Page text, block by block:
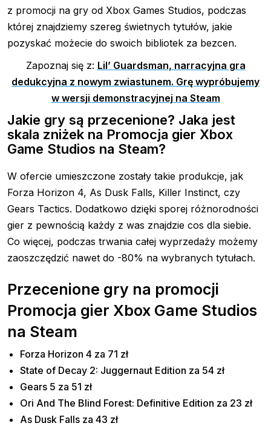
z promocji na gry od Xbox Games Studios, podczas
której znajdziemy szereg świetnych tytułów, jakie
pozyskać możecie do swoich bibliotek za bezcen.
Zapoznaj się z: Lil’ Guardsman, narracyjna gra
dedukcyjna z nowym zwiastunem. Grę wypróbujemy
w wersji demonstracyjnej na Steam
Jakie gry są przecenione? Jaka jest
skala zniżek na Promocja gier Xbox
Game Studios na Steam?
W ofercie umieszczone zostały takie produkcje, jak
Forza Horizon 4, As Dusk Falls, Killer Instinct, czy
Gears Tactics. Dodatkowo dzięki sporej różnorodności
gier z pewnością każdy z was znajdzie cos dla siebie.
Co więcej, podczas trwania całej wyprzedaży możemy
zaoszczędzić nawet do -80% na wybranych tytułach.
Przecenione gry na promocji
Promocja gier Xbox Game Studios
na Steam
Forza Horizon 4 za 71 zł
State of Decay 2: Juggernaut Edition za 54 zł
Gears 5 za 51 zł
Ori And The Blind Forest: Definitive Edition za 23 zł
As Dusk Falls za 43 zł